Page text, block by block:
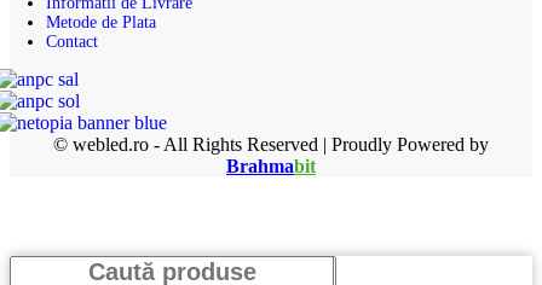
Metode de Plata
Contact
© webled.ro - All Rights Reserved | Proudly Powered by
Brahmabit